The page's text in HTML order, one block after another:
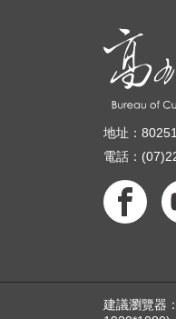
地址：
電話：
建議瀏覽器